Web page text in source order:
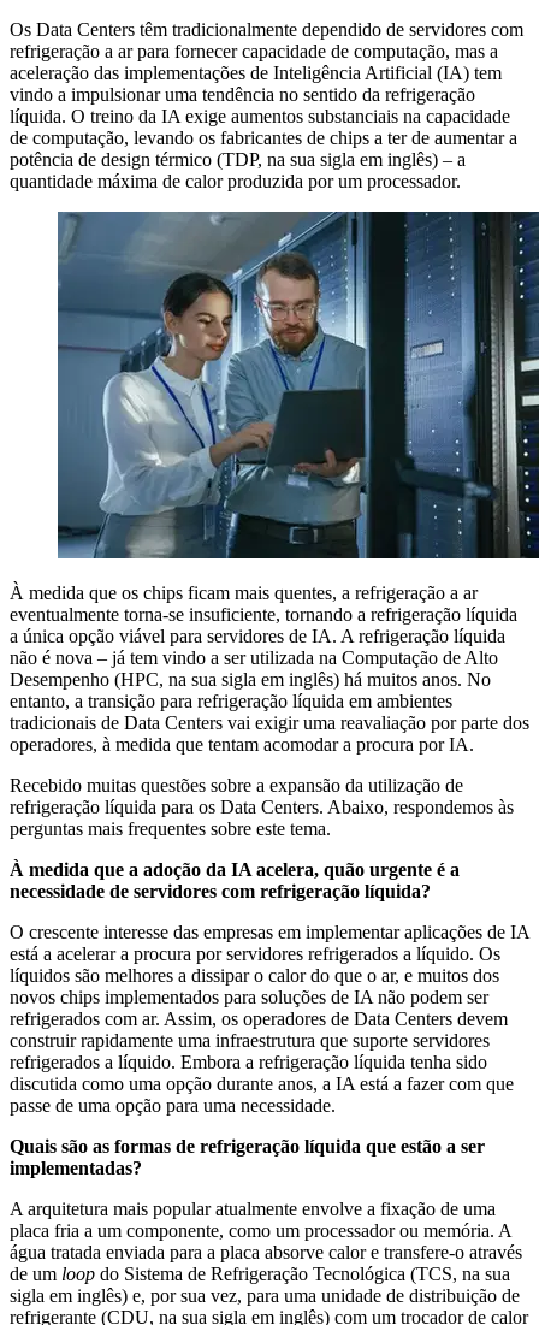
Os Data Centers têm tradicionalmente dependido de servidores com
refrigeração a ar para fornecer capacidade de computação, mas a
aceleração das implementações de Inteligência Artificial (IA) tem
vindo a impulsionar uma tendência no sentido da refrigeração
líquida. O treino da IA exige aumentos substanciais na capacidade
de computação, levando os fabricantes de chips a ter de aumentar a
potência de design térmico (TDP, na sua sigla em inglês) – a
quantidade máxima de calor produzida por um processador.
À medida que os chips ficam mais quentes, a refrigeração a ar
eventualmente torna-se insuficiente, tornando a refrigeração líquida
a única opção viável para servidores de IA. A refrigeração líquida
não é nova – já tem vindo a ser utilizada na Computação de Alto
Desempenho (HPC, na sua sigla em inglês) há muitos anos. No
entanto, a transição para refrigeração líquida em ambientes
tradicionais de Data Centers vai exigir uma reavaliação por parte dos
operadores, à medida que tentam acomodar a procura por IA.
Recebido muitas questões sobre a expansão da utilização de
refrigeração líquida para os Data Centers. Abaixo, respondemos às
perguntas mais frequentes sobre este tema.
À medida que a adoção da IA acelera, quão urgente é a
necessidade de servidores com refrigeração líquida?
O crescente interesse das empresas em implementar aplicações de IA
está a acelerar a procura por servidores refrigerados a líquido. Os
líquidos são melhores a dissipar o calor do que o ar, e muitos dos
novos chips implementados para soluções de IA não podem ser
refrigerados com ar. Assim, os operadores de Data Centers devem
construir rapidamente uma infraestrutura que suporte servidores
refrigerados a líquido. Embora a refrigeração líquida tenha sido
discutida como uma opção durante anos, a IA está a fazer com que
passe de uma opção para uma necessidade.
Quais são as formas de refrigeração líquida que estão a ser
implementadas?
A arquitetura mais popular atualmente envolve a fixação de uma
placa fria a um componente, como um processador ou memória. A
água tratada enviada para a placa absorve calor e transfere-o através
de um loop do Sistema de Refrigeração Tecnológica (TCS, na sua
sigla em inglês) e, por sua vez, para uma unidade de distribuição de
refrigerante (CDU, na sua sigla em inglês) com um trocador de calor